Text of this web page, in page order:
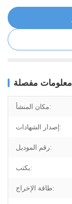
معلومات مفصلة
مكان المنشأ:
إصدار الشهادات:
رقم الموديل:
يكتب:
طاقة الإخراج: